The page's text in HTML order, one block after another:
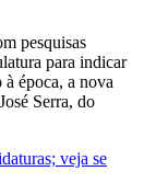
pesquisas
para indicar
época, a nova
Serra, do